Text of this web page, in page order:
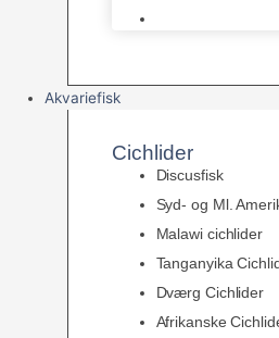
Akvariefisk
Cichlider
Discusfisk
Syd- og Ml.
Malawi cichlider
Tanganyika
Dværg Cichlider
Afrikanske